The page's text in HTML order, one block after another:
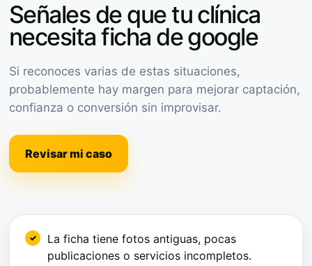
Señales de que tu clínica
necesita ficha de google
Si reconoces varias de estas situaciones,
probablemente hay margen para mejorar captación,
confianza o conversión sin improvisar.
Revisar mi caso
La ficha tiene fotos antiguas, pocas
publicaciones o servicios incompletos.